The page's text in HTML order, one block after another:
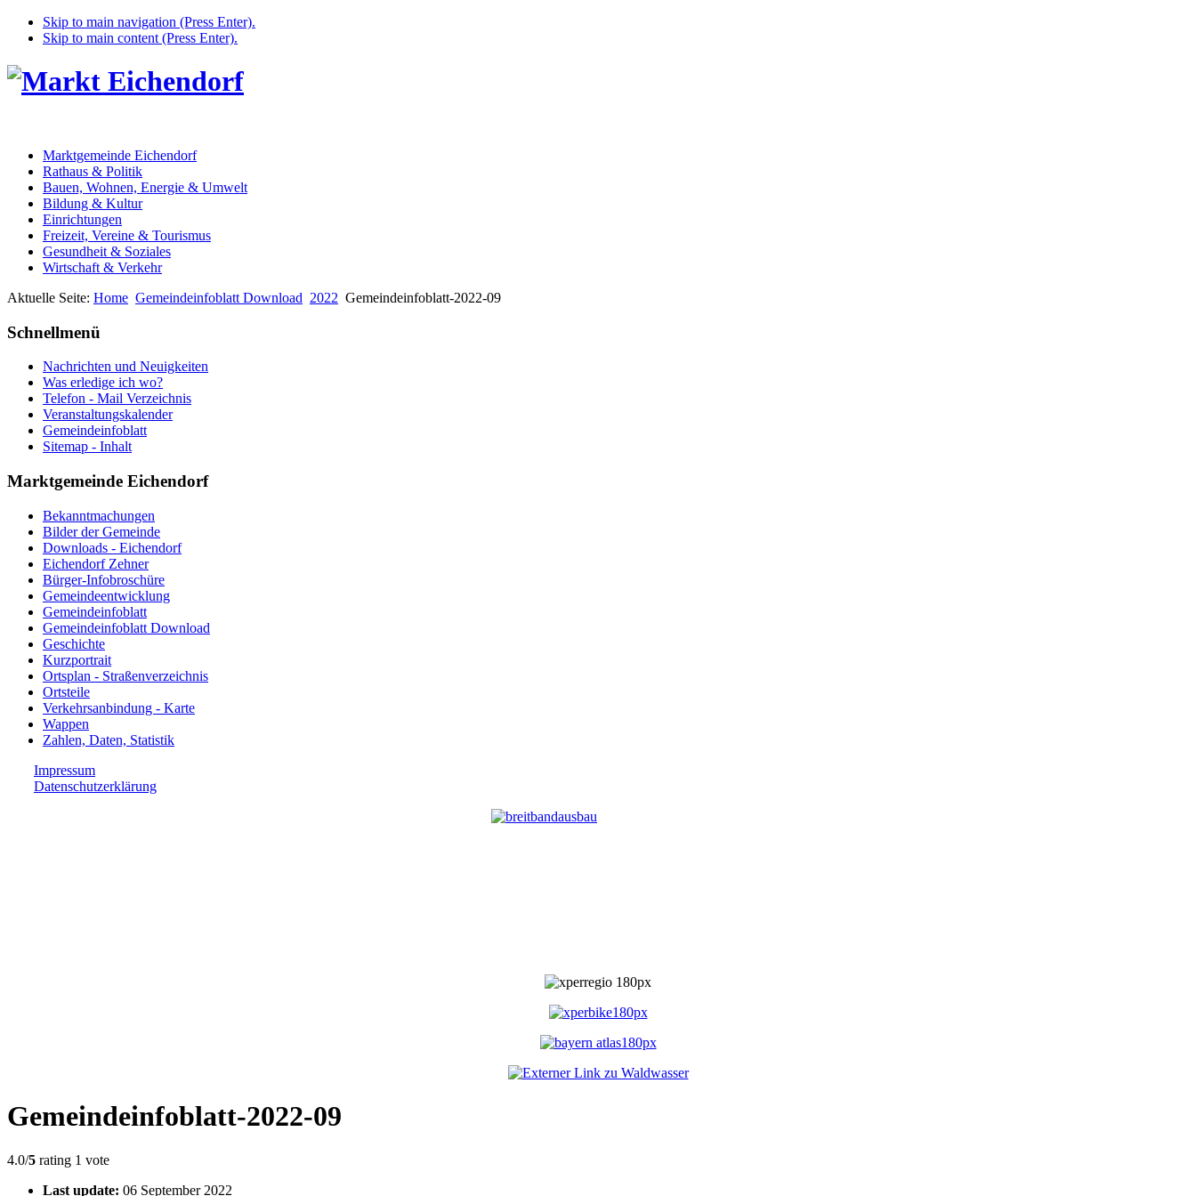
Skip to main navigation (Press Enter).
Skip to main content (Press Enter).
Marktgemeinde Eichendorf
Rathaus & Politik
Bauen, Wohnen, Energie & Umwelt
Bildung & Kultur
Einrichtungen
Freizeit, Vereine & Tourismus
Gesundheit & Soziales
Wirtschaft & Verkehr
Aktuelle Seite: Home Gemeindeinfoblatt Download 2022 Gemeindeinfoblatt-2022-09
Schnellmenü
Nachrichten und Neuigkeiten
Was erledige ich wo?
Telefon - Mail Verzeichnis
Veranstaltungskalender
Gemeindeinfoblatt
Sitemap - Inhalt
Marktgemeinde Eichendorf
Bekanntmachungen
Bilder der Gemeinde
Downloads - Eichendorf
Eichendorf Zehner
Bürger-Infobroschüre
Gemeindeentwicklung
Gemeindeinfoblatt
Gemeindeinfoblatt Download
Geschichte
Kurzportrait
Ortsplan - Straßenverzeichnis
Ortsteile
Verkehrsanbindung - Karte
Wappen
Zahlen, Daten, Statistik
Impressum
Datenschutzerklärung
Gemeindeinfoblatt-2022-09
4.0/5 rating 1 vote
Last update: 06 September 2022